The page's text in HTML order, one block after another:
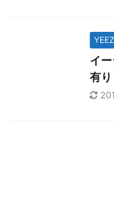
イ
有り